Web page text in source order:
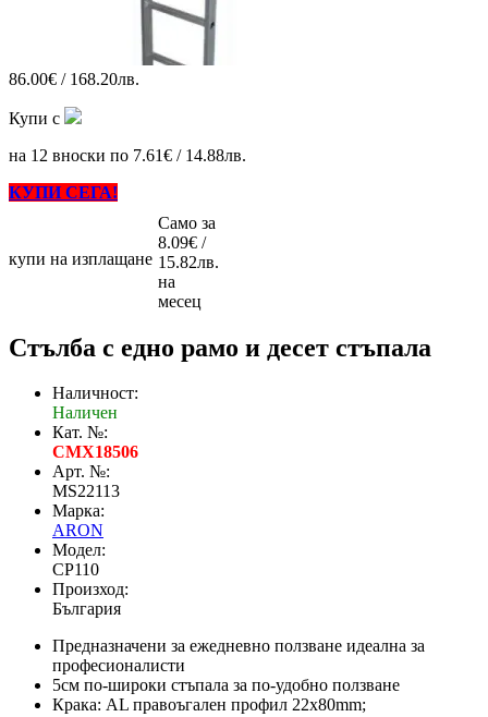
86.00€ / 168.20лв.
Купи с
на 12 вноски по 7.61€ / 14.88лв.
КУПИ СЕГА!
купи на изплащане
Само за
8.09€ /
15.82лв.
на
месец
Стълба с едно рамо и десет стъпала
Наличност:
Наличен
Кат. №:
CMX18506
Арт. №:
MS22113
Марка:
ARON
Модел:
CP110
Произход:
България
Предназначени за ежедневно ползване идеална за
професионалисти
5см по-широки стъпала за по-удобно ползване
Крака: AL правоъгален профил 22х80mm;